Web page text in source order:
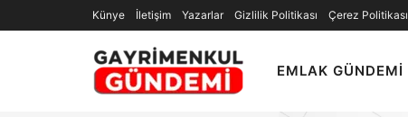
Künye İletişim Yazarlar Gizlilik Politikası Çerez Politikası
EMLAK GÜNDEMI